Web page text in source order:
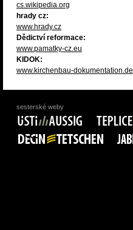
cs.wikipedia.org
hrady cz:
www.hrady.cz
Dědictví reformace:
www.pamatky-cz.eu
KIDOK:
www.kirchenbau-dokumentation.de
sesterské weby